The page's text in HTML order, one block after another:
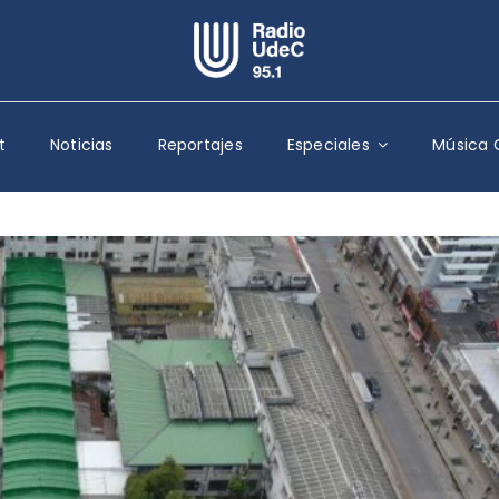
Escuchar Radio UdeC en vivo
Quiénes Somos
Programación
Podcast
Noticias
Reportajes
Columnas
Música Clásica
Especiales
Noticias Reportajes Especiales Música